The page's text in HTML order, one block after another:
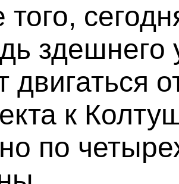
того,
двигаться
к
по